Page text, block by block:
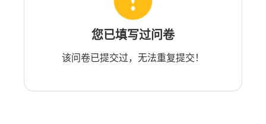
您已填写过问卷
该问卷已提交过，无法重复提交！